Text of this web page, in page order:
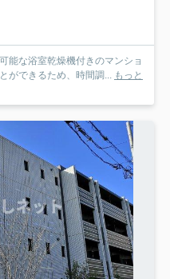
能な浴室乾燥機付きのマンショ
ができるため、時間調...
もっと